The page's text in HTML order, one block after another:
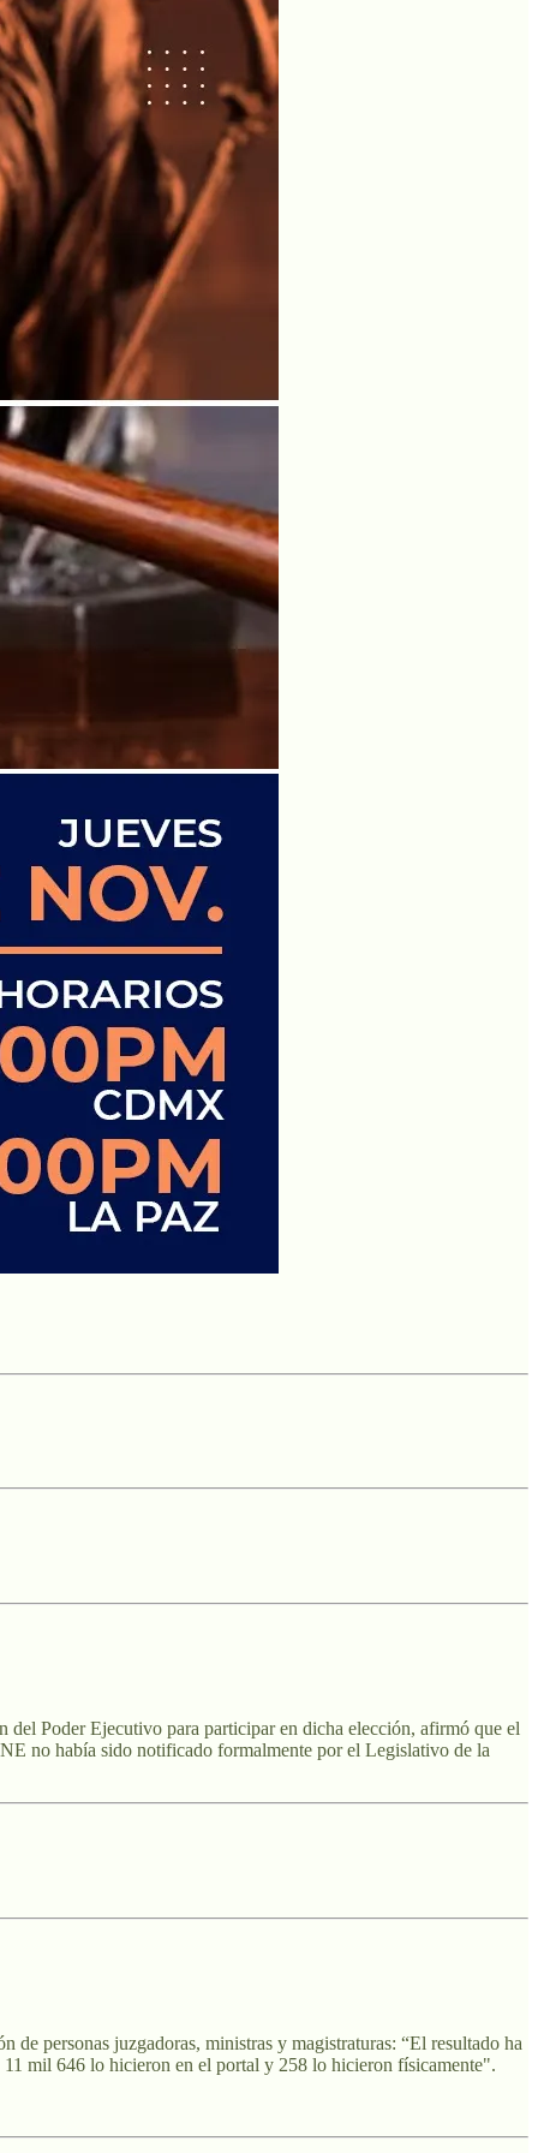
del Poder Ejecutivo para participar en dicha elección, afirmó que el
no había sido notificado formalmente por el Legislativo de la
personas juzgadoras, ministras y magistraturas: “El resultado ha
mil 646 lo hicieron en el portal y 258 lo hicieron físicamente".